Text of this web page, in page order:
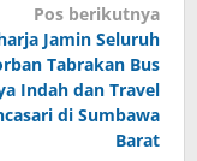
Pos berikutnya
Jamin Seluruh
Tabrakan Bus
Indah dan Travel
di Sumbawa
Barat